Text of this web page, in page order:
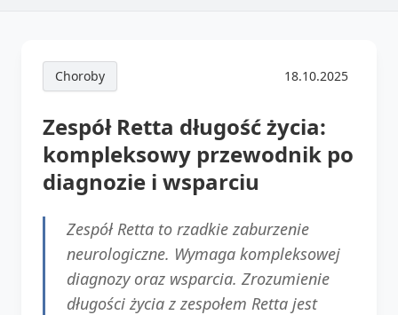
Choroby 18.10.2025
Zespół Retta długość życia:
kompleksowy przewodnik po
diagnozie i wsparciu
Zespół Retta to rzadkie zaburzenie
neurologiczne. Wymaga kompleksowej
diagnozy oraz wsparcia. Zrozumienie
długości życia z zespołem Retta jest